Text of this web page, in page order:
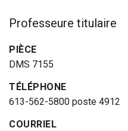
Professeure titulaire
PIÈCE
DMS 7155
TÉLÉPHONE
613-562-5800 poste 4912
COURRIEL